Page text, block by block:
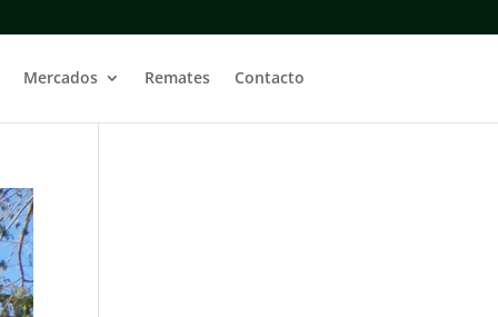
Mercados Remates Contacto